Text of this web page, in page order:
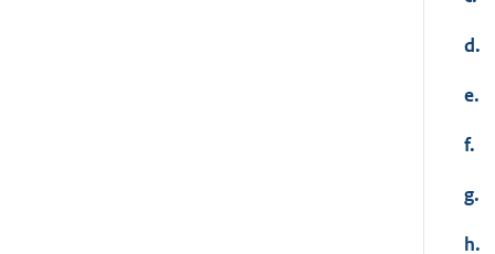
d.
e.
f.
g.
h.